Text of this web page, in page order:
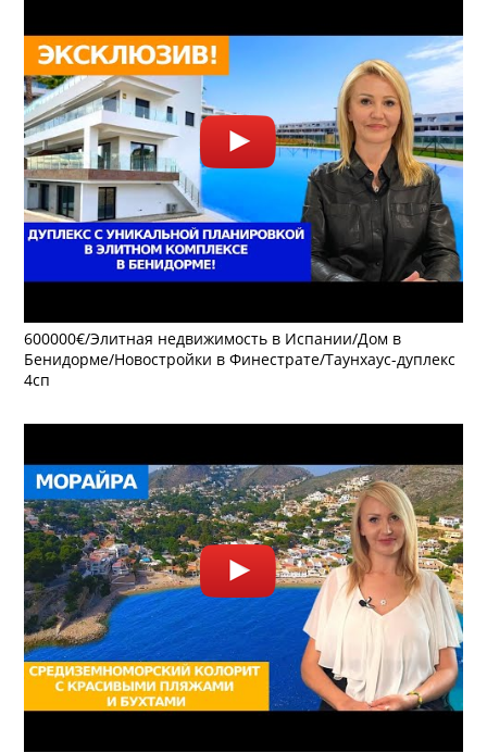
600000€/Элитная недвижимость в Испании/Дом в
Бенидорме/Новостройки в Финестрате/Таунхаус-дуплекс
4сп